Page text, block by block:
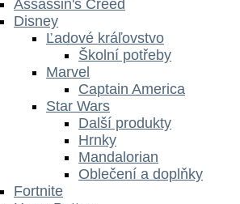
Assassin's Creed
Disney
Ľadové kráľovstvo
Školní potřeby
Marvel
Captain America
Star Wars
Další produkty
Hrnky
Mandalorian
Oblečení a doplňky
Fortnite